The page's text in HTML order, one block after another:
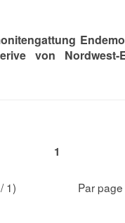
von Nordwest-
1
1) Par page